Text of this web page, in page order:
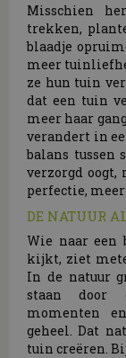
Misschien
trekken,
blaadje
meer
ze hun tuin
dat een tuin
meer haar
verandert in
balans tussen
verzorgd oogt,
perfectie, meer
DE NATUUR
Wie naar een
kijkt, ziet
In de natuur
staan door
momenten
geheel. Dat
tuin creëren.